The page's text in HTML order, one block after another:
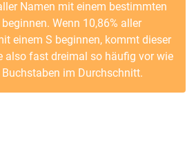
Namen mit einem bestimmten
Wenn 10,86% aller
einem S beginnen, kommt dieser
also fast dreimal so häufig vor wie
Buchstaben im Durchschnitt.